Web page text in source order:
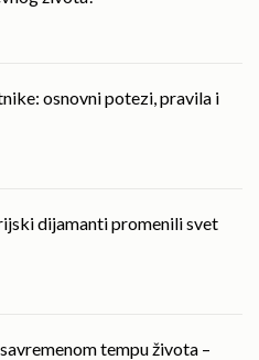
osnovni potezi, pravila i
dijamanti promenili svet
tempu života –